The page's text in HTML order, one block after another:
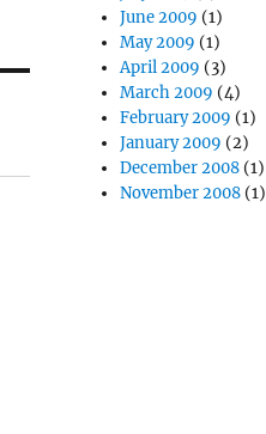
June 2009 (1)
May 2009 (1)
April 2009 (3)
March 2009 (4)
February 2009 (1)
January 2009 (2)
December 2008 (1)
November 2008 (1)